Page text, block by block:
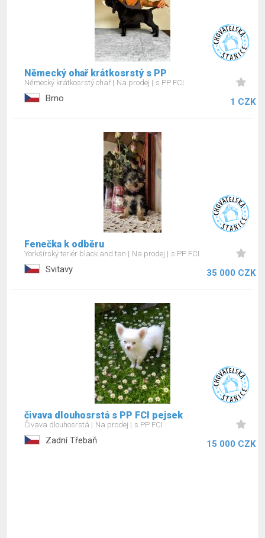
Německý ohař krátkosrstý s PP
Německý krátkosrstý ohař Na prodej s PP FCI
Brno 1 CZK
Fenečka k odběru
Yorkšírský teriér black and tan Na prodej s PP FCI
Svitavy 35 000 CZK
čivava dlouhosrstá s PP FCI pejsek
Čivava dlouhosrstá Na prodej s PP FCI
Zadní Třebaň 15 000 CZK